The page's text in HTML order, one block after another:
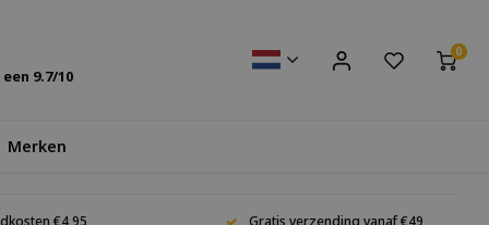
9.7/10
0
Merken
€4,95 Gratis verzending vanaf €49